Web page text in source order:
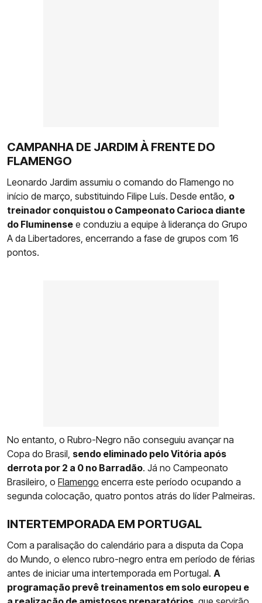
CAMPANHA DE JARDIM À FRENTE DO
FLAMENGO
Leonardo Jardim assumiu o comando do Flamengo no
início de março, substituindo Filipe Luís. Desde então, o
treinador conquistou o Campeonato Carioca diante
do Fluminense e conduziu a equipe à liderança do Grupo
A da Libertadores, encerrando a fase de grupos com 16
pontos.
No entanto, o Rubro-Negro não conseguiu avançar na
Copa do Brasil, sendo eliminado pelo Vitória após
derrota por 2 a 0 no Barradão. Já no Campeonato
Brasileiro, o Flamengo encerra este período ocupando a
segunda colocação, quatro pontos atrás do líder Palmeiras.
INTERTEMPORADA EM PORTUGAL
Com a paralisação do calendário para a disputa da Copa
do Mundo, o elenco rubro-negro entra em período de férias
antes de iniciar uma intertemporada em Portugal. A
programação prevê treinamentos em solo europeu e